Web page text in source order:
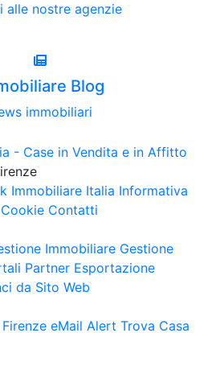
alle nostre agenzie
Blog
immobiliari
Immobiliare Italia Informativa
Contatti
Immobiliare Gestione
Partner Esportazione
da Sito Web
eMail Alert Trova Casa